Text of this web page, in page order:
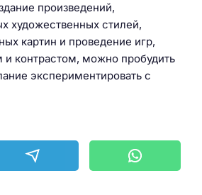
произведений,
художественных стилей,
картин и проведение игр,
и контрастом, можно пробудить
экспериментировать с